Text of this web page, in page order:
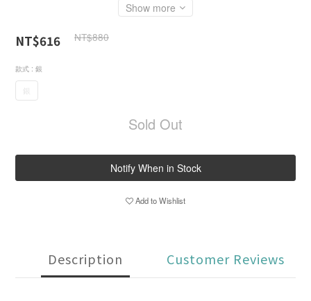
Show more
NT$880
NT$616
款式 : 銀
銀
Sold Out
Notify When in Stock
Add to Wishlist
Description Customer Reviews